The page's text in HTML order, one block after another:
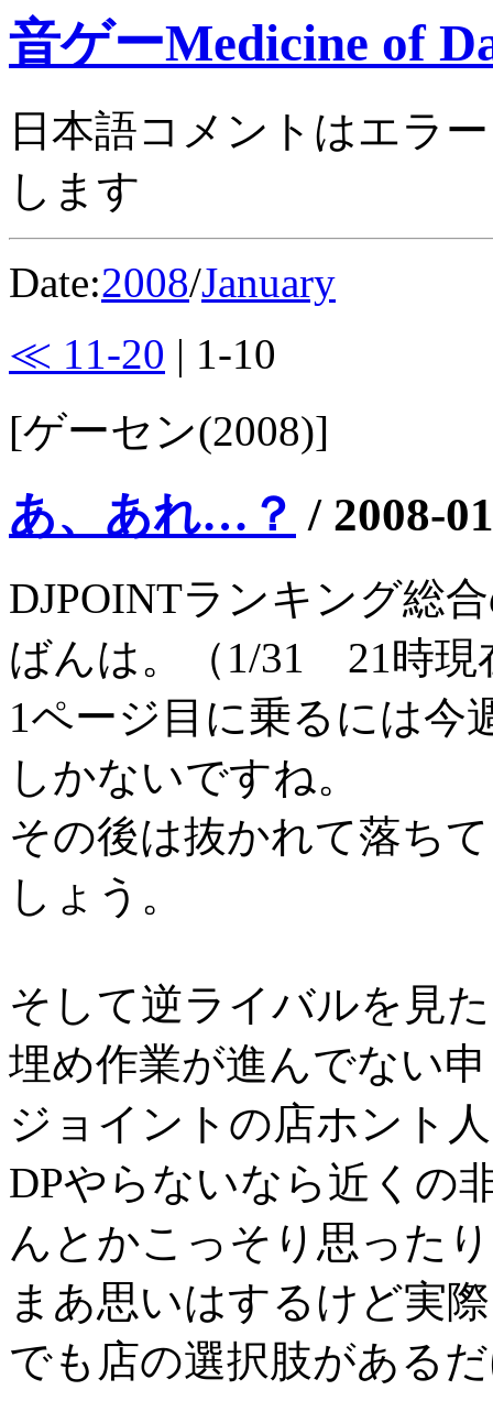
音ゲーMedicine of
日本語コメントはエラ
します
Date:2008/January
≪ 11-20 | 1-10
[ゲーセン(2008)]
あ、あれ…？ / 2008-
DJPOINTランキング総
ばんは。（1/31 21時現
1ページ目に乗るには今
しかないですね。
その後は抜かれて落ち
しょう。
そして逆ライバルを見
埋め作業が進んでない
ジョイントの店ホント
DPやらないなら近くの
んとかこっそり思った
まあ思いはするけど実
でも店の選択肢がある